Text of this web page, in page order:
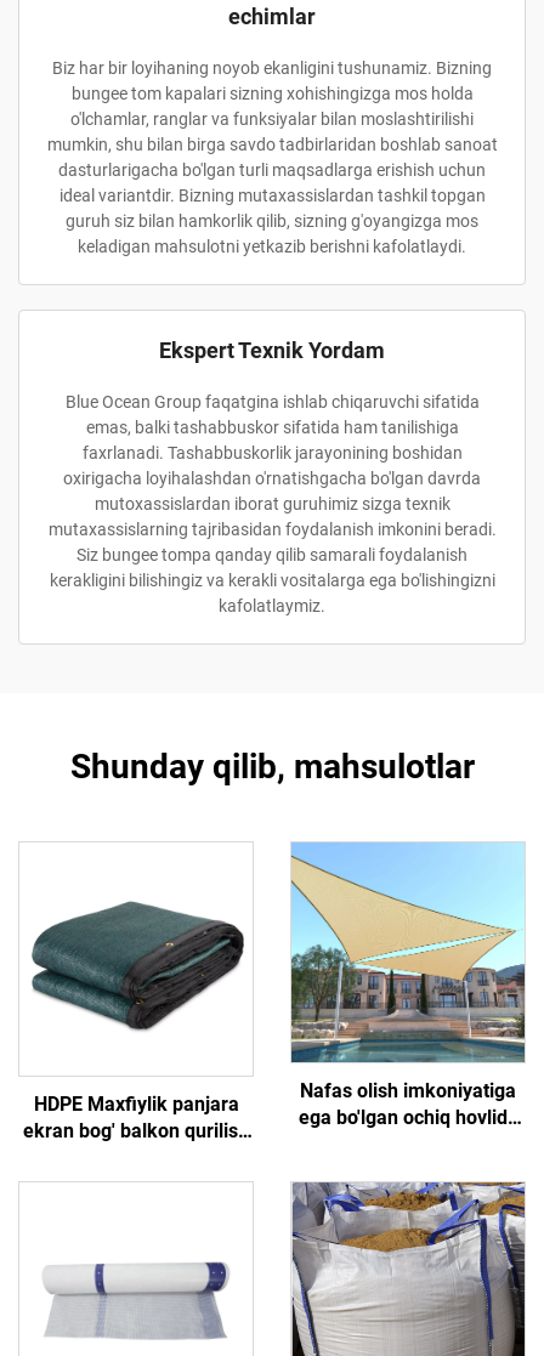
echimlar
Biz har bir loyihaning noyob ekanligini tushunamiz. Bizning
bungee tom kapalari sizning xohishingizga mos holda
o'lchamlar, ranglar va funksiyalar bilan moslashtirilishi
mumkin, shu bilan birga savdo tadbirlaridan boshlab sanoat
dasturlarigacha bo'lgan turli maqsadlarga erishish uchun
ideal variantdir. Bizning mutaxassislardan tashkil topgan
guruh siz bilan hamkorlik qilib, sizning g'oyangizga mos
keladigan mahsulotni yetkazib berishni kafolatlaydi.
Ekspert Texnik Yordam
Blue Ocean Group faqatgina ishlab chiqaruvchi sifatida
emas, balki tashabbuskor sifatida ham tanilishiga
faxrlanadi. Tashabbuskorlik jarayonining boshidan
oxirigacha loyihalashdan o'rnatishgacha bo'lgan davrda
mutoxassislardan iborat guruhimiz sizga texnik
mutaxassislarning tajribasidan foydalanish imkonini beradi.
Siz bungee tompa qanday qilib samarali foydalanish
kerakligini bilishingiz va kerakli vositalarga ega bo'lishingizni
kafolatlaymiz.
Shunday qilib, mahsulotlar
HDPE Maxfiylik panjara
ekran bog' balkon qurilish
Outdor panjara trellis &
Nafas olish imkoniyatiga
ega bo'lgan ochiq hovlida
qopqog'i, o'simliklarni
himoya qilish uchun
soyadorlar va tormozlar